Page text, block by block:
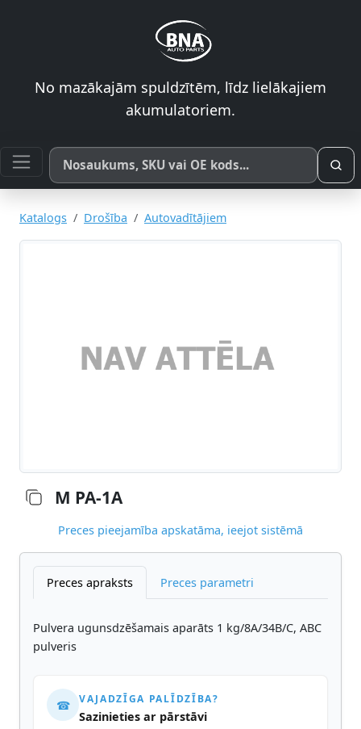
No mazākajām spuldzītēm, līdz lielākajiem
akumulatoriem.
Meklēt pēc produkta nosaukuma, SKU vai OE koda
Katalogs Drošība Autovadītājiem
M PA-1A
Preces pieejamība apskatāma, ieejot sistēmā
Preces apraksts Preces parametri
Pulvera ugunsdzēšamais aparāts 1 kg/8A/34B/C, ABC
pulveris
☎ VAJADZĪGA PALĪDZĪBA?
Sazinieties ar pārstāvi